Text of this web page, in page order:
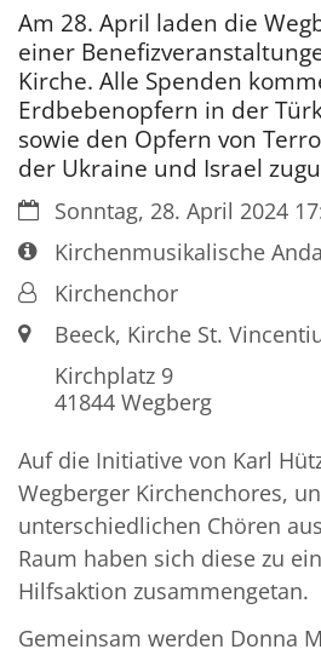
Am 28. April laden die
einer
Kirche. Alle Spenden
Erdbebenopfern in der
sowie den Opfern von
der Ukraine und Israel
Datum:Sonntag, 28. April 2024
Art bzw. Nummer:
Kirchenmusikalische
Von:Kirchenchor
Ort: Beeck, Kirche St.
Kirchplatz 9
41844 Wegberg
Auf die Initiative von Karl
Wegberger Kirchenchores,
unterschiedlichen Chören
Raum haben sich diese zu
Hilfsaktion zusammengetan.
Gemeinsam werden Donna